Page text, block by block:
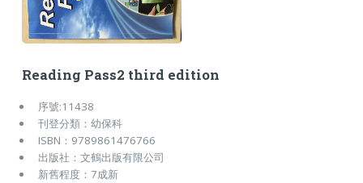
Reading Pass2 third edition
序號:11438
刊登分類：幼保科
ISBN：9789861476766
出版社：文鶴出版有限公司
新舊程度：7成新